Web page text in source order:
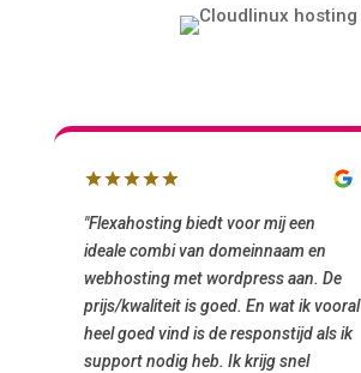
"Flexahosting biedt voor mij een
ideale combi van domeinnaam en
webhosting met wordpress aan. De
prijs/kwaliteit is goed. En wat ik vooral
heel goed vind is de responstijd als ik
support nodig heb. Ik krijg snel